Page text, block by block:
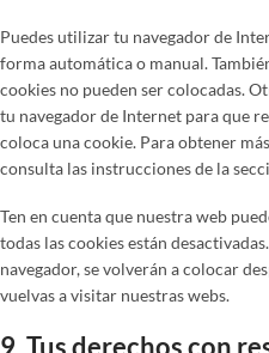
Puedes utilizar tu navegador de
forma automática o manual.
cookies no pueden ser colocadas.
tu navegador de Internet para que
coloca una cookie. Para obtener
consulta las instrucciones de la
Ten en cuenta que nuestra web
todas las cookies están
navegador, se volverán a colocar
vuelvas a visitar nuestras webs.
9. Tus derechos con